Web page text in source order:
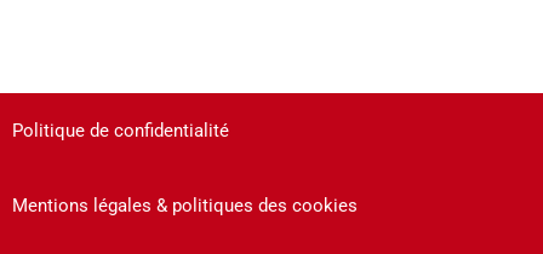
r
t
Politique de confidentialité
Mentions légales & politiques des cookies